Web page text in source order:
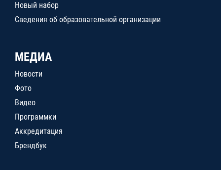
Новый набор
Сведения об образовательной организации
МЕДИА
Новости
Фото
Видео
Программки
Аккредитация
Брендбук